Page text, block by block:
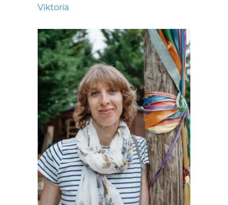
Viktoria